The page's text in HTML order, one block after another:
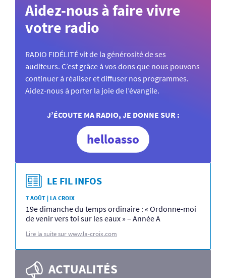
Aidez-nous à faire vivre
votre radio
RADIO FIDÉLITÉ vit de la générosité de ses
auditeurs. C’est grâce à vos dons que nous pouvons
continuer à réaliser et diffuser nos programmes.
Aidez-nous à porter la joie de l’évangile.
J’ÉCOUTE MA RADIO, JE DONNE SUR :
helloasso
LE FIL INFOS
7 AOÛT | LA CROIX
19e dimanche du temps ordinaire : « Ordonne-moi
de venir vers toi sur les eaux » – Année A
Lire la suite sur www.la-croix.com
ACTUALITÉS